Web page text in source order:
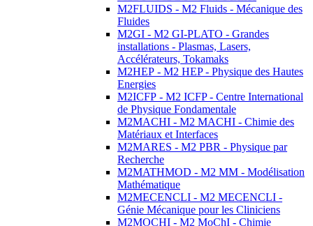
M2FLUIDS - M2 Fluids - Mécanique des
Fluides
M2GI - M2 GI-PLATO - Grandes
installations - Plasmas, Lasers,
Accélérateurs, Tokamaks
M2HEP - M2 HEP - Physique des Hautes
Energies
M2ICFP - M2 ICFP - Centre International
de Physique Fondamentale
M2MACHI - M2 MACHI - Chimie des
Matériaux et Interfaces
M2MARES - M2 PBR - Physique par
Recherche
M2MATHMOD - M2 MM - Modélisation
Mathématique
M2MECENCLI - M2 MECENCLI -
Génie Mécanique pour les Cliniciens
M2MOCHI - M2 MoChI - Chimie